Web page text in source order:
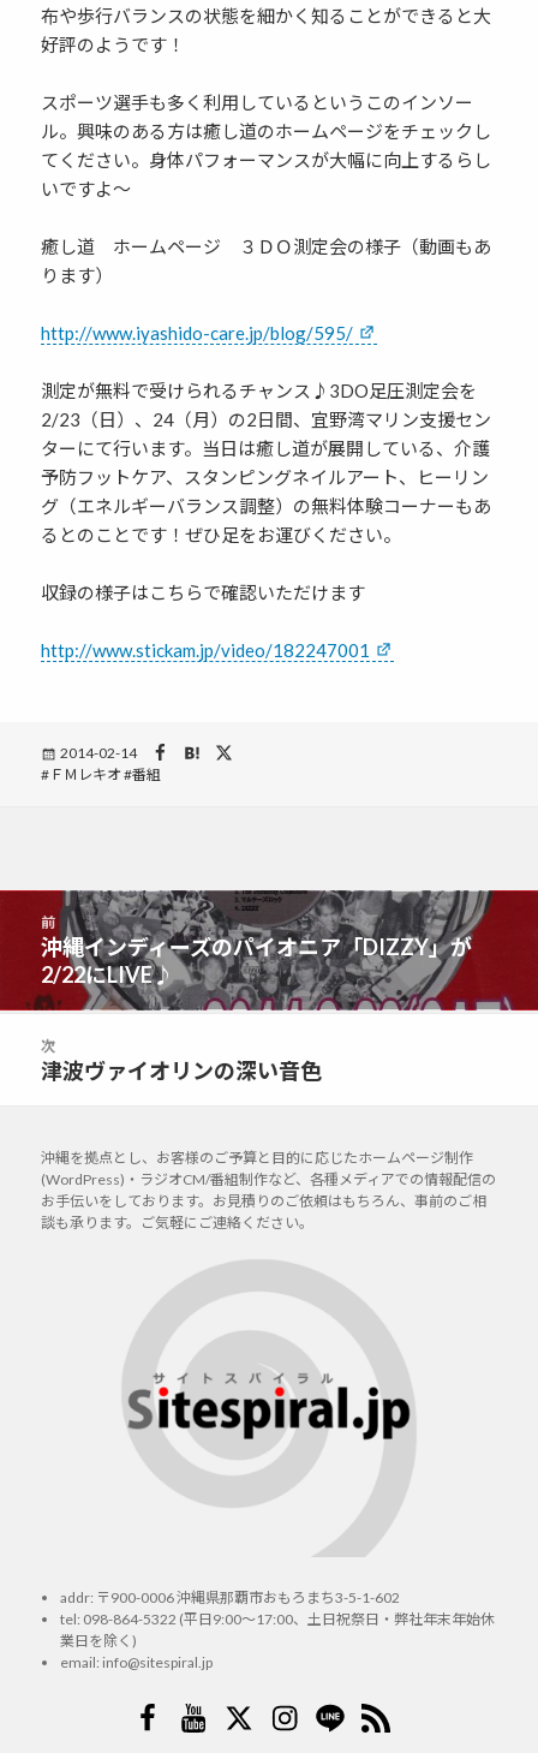
布や歩行バランスの状態を細かく知ることができると大
好評のようです！
スポーツ選手も多く利用しているというこのインソー
ル。興味のある方は癒し道のホームページをチェックし
てください。身体パフォーマンスが大幅に向上するらし
いですよ～
癒し道 ホームページ ３ＤＯ測定会の様子（動画もあ
ります）
http://www.iyashido-care.jp/blog/595/
測定が無料で受けられるチャンス♪3DO足圧測定会を
2/23（日）、24（月）の2日間、宜野湾マリン支援セン
ターにて行います。当日は癒し道が展開している、介護
予防フットケア、スタンピングネイルアート、ヒーリン
グ（エネルギーバランス調整）の無料体験コーナーもあ
るとのことです！ぜひ足をお運びください。
収録の様子はこちらで確認いただけます
http://www.stickam.jp/video/182247001
Posted
on
2014-02-14
TagsＦＭレキオ 番組
前
前
の
投
稿:
沖縄インディーズのパイオニア「DIZZY」が
2/22にLIVE♪
次
次
稿:
津波ヴァイオリンの深い音色
沖縄を拠点とし、お客様のご予算と目的に応じたホームページ制作
(WordPress)・ラジオCM/番組制作など、各種メディアでの情報配信の
お手伝いをしております。お見積りのご依頼はもちろん、事前のご相
談も承ります。ご気軽にご連絡ください。
addr: 〒900-0006 沖縄県那覇市おもろまち3-5-1-602
tel: 098-864-5322 (平日9:00～17:00、土日祝祭日・弊社年末年始休
業日を除く)
email: info@sitespiral.jp
Facebook
YouTube
TwitterInstagram
LINERSS2